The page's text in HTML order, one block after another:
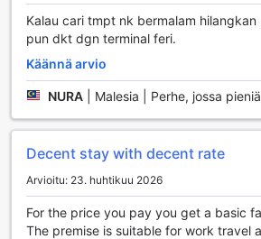
Kalau cari tmpt nk bermalam
pun dkt dgn terminal feri.
Käännä arvio
NURA Malesia | Perhe, jossa
Decent stay with decent rate
Arvioitu: 23. huhtikuu 2026
For the price you pay you get a basic
The premise is suitable for work travel